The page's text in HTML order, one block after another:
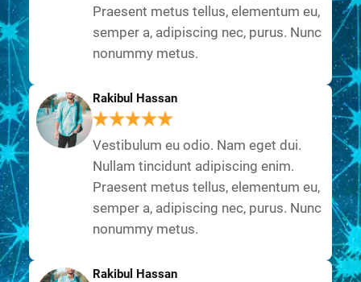
Praesent metus tellus, elementum eu,
semper a, adipiscing nec, purus. Nunc
nonummy metus.
Rakibul Hassan
Vestibulum eu odio. Nam eget dui.
Nullam tincidunt adipiscing enim.
Praesent metus tellus, elementum eu,
semper a, adipiscing nec, purus. Nunc
nonummy metus.
Rakibul Hassan